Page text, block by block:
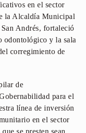
en el sector
la Alcaldía Municipal
Andrés, fortaleció
odontológico y la sala
corregimiento de
de
para el
línea de inversión
en el sector